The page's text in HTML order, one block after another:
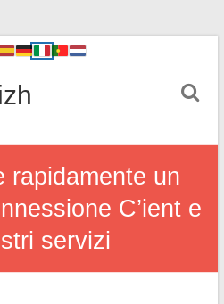
rapidamente un
C’ient e
servizi